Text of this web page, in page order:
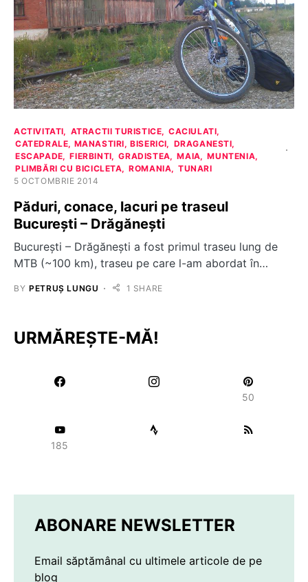
ACTIVITATI ATRACTII TURISTICE
CACIULATI
CATEDRALE, MANASTIRI, BISERICI
DRAGANESTI
ESCAPADE
FIERBINTI GRADISTEA MAIA
MUNTENIA
PLIMBĂRI CU BICICLETA
ROMANIA
TUNARI
5 OCTOMBRIE 2014
Păduri, conace, lacuri pe traseul
București – Drăgănești
Bucureşti – Drăgăneşti a fost primul traseu lung de
MTB (~100 km), traseu pe care l-am abordat în…
BY PETRUȘ LUNGU 1 SHARE
URMĂREȘTE-MĂ!
50
185
ABONARE NEWSLETTER
Email săptămânal cu ultimele articole de pe
blog